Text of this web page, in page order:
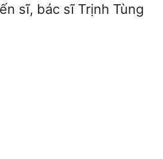
sĩ, bác sĩ Trịnh Tùng